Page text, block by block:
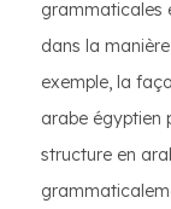
grammaticales
dans la
exemple, la
arabe égyptien
structure en